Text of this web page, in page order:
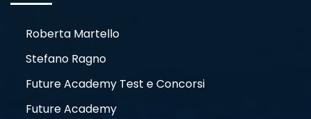
Roberta Martello
Stefano Ragno
Future Academy Test e Concorsi
Future Academy